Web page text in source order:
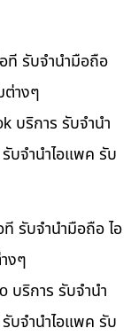
ที รับจำนำมือถือ
ต่างๆ
บริการ รับจำนำ
บจำนำไอแพค รับ
รับจำนำมือถือ ไอ
งๆ
บริการ รับจำนำ
บจำนำไอแพค รับ